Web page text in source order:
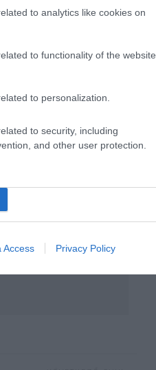
to analytics like cookies on
to functionality of the website
to personalization.
to security, including
and other user protection.
Access Privacy Policy